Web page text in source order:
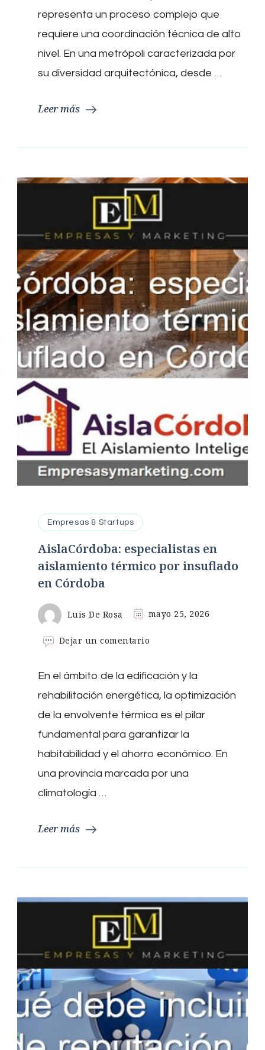
de
en
Barcelona
representa un proceso complejo que
requiere una coordinación técnica de alto
nivel. En una metrópoli caracterizada por
su diversidad arquitectónica, desde …
Leer más
Empresas & Startups
AislaCórdoba: especialistas en
aislamiento térmico por insuflado
en Córdoba
Luis De Rosa mayo 25, 2026
Dejar un comentario
en
aislamiento
térmico
por
en
Córdoba
En el ámbito de la edificación y la
rehabilitación energética, la optimización
de la envolvente térmica es el pilar
fundamental para garantizar la
habitabilidad y el ahorro económico. En
una provincia marcada por una
climatología …
Leer más